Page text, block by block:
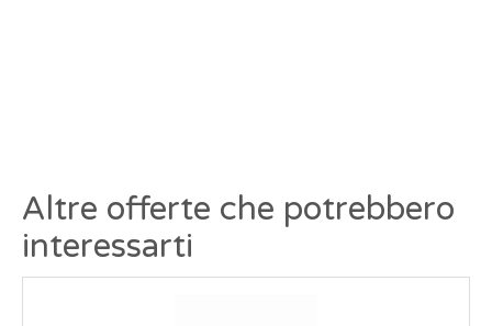
Altre offerte che potrebbero
interessarti